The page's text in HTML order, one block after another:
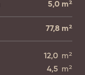
5,0 m²
77,8 m²
12,0 m²
4,5 m²